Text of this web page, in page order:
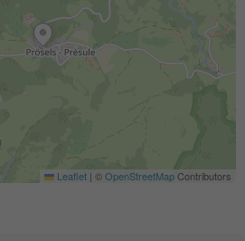
Leaflet | ©OpenStreetMapContributors